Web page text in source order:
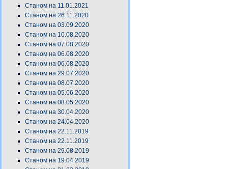
Станом на 11.01.2021
Станом на 26.11.2020
Станом на 03.09.2020
Станом на 10.08.2020
Станом на 07.08.2020
Станом на 06.08.2020
Станом на 06.08.2020
Станом на 29.07.2020
Станом на 08.07.2020
Станом на 05.06.2020
Станом на 08.05.2020
Станом на 30.04.2020
Станом на 24.04.2020
Станом на 22.11.2019
Станом на 22.11.2019
Станом на 29.08.2019
Станом на 19.04.2019